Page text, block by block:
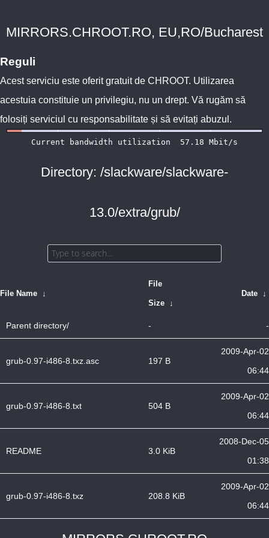
MIRRORS.CHROOT.RO, EU,RO/Bucharest
Reguli
Acest serviciu este oferit gratuit de CHROOT. Utilizarea
acestuia constituie un privilegiu, nu un drept. Vă rugăm să
folosiți serviciul cu responsabilitate și să evitați abuzul.
Directory: /slackware/slackware-
13.0/extra/grub/
File Name ↓
File
Size ↓
Date ↓
Parent directory/ - -
grub-0.97-i486-8.txz.asc 197 B
2009-Apr-02
06:44
grub-0.97-i486-8.txt 504 B
2009-Apr-02
06:44
README 3.0 KiB
2008-Dec-05
01:38
grub-0.97-i486-8.txz 208.8 KiB
2009-Apr-02
06:44